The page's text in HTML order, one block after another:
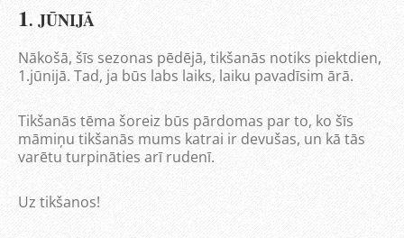
1. JŪNIJĀ
Nākošā, šīs sezonas pēdējā, tikšanās notiks piektdien,
1.jūnijā. Tad, ja būs labs laiks, laiku pavadīsim ārā.
Tikšanās tēma šoreiz būs pārdomas par to, ko šīs
māmiņu tikšanās mums katrai ir devušas, un kā tās
varētu turpināties arī rudenī.
Uz tikšanos!